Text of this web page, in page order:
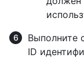
Выполните
ID